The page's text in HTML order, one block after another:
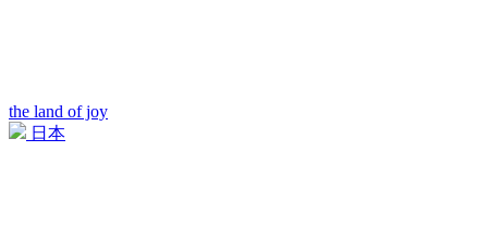
the land of joy
日本